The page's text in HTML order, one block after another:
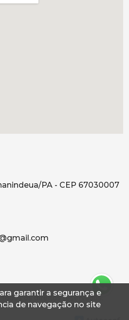
garantir a segurança e
de navegação no site
PA - CEP 67030007
os direitos reservados.